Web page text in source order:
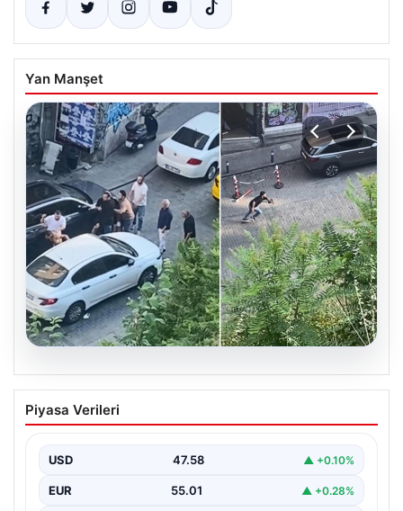
Yan Manşet
05.08.2026
Beyoğlu’nda çıplak adam paniği.
Motosikletin önüne atladı, döve döve
{"title": "Beyoğlu'nda Çıplak Adamın Panik Yaratan
yaşanan olay,…
Piyasa Verileri
USD 47.58 ▲ +0.10%
EUR 55.01 ▲ +0.28%